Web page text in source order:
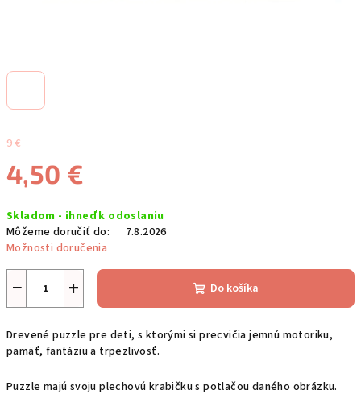
9 €
4,50 €
cena:
Skladom - ihneď k odoslaniu
Môžeme doručiť do:
7.8.2026
Možnosti doručenia
+
− Do košíka
Drevené puzzle pre deti, s ktorými si precvičia jemnú motoriku,
pamäť, fantáziu a trpezlivosť.
Puzzle majú svoju plechovú krabičku s potlačou daného obrázku.